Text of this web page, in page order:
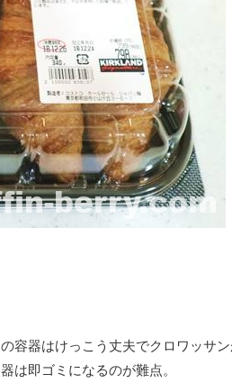
容器はけっこう丈夫でクロワッサ
は即ゴミになるのが難点。